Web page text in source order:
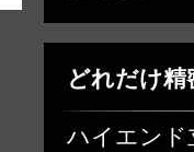
どれだけ
ハイエンド